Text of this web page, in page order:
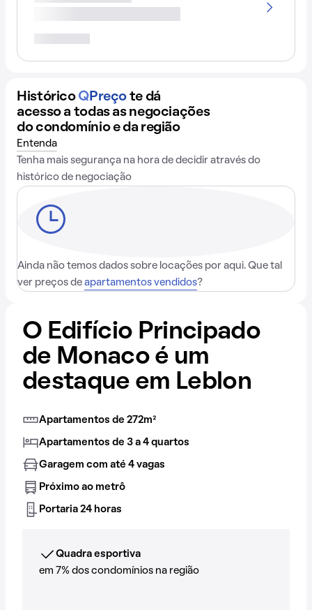
Histórico QPreço te dá
acesso a todas as negociações
do condomínio e da região
Entenda
Tenha mais segurança na hora de decidir através do
histórico de negociação
Ainda não temos dados sobre locações por aqui. Que tal
ver preços de apartamentos vendidos?
O Edifício Principado
de Monaco é um
destaque em Leblon
Apartamentos de 272m²
Apartamentos de 3 a 4 quartos
Garagem com até 4 vagas
Próximo ao metrô
Portaria 24 horas
Quadra esportiva
em 7% dos condomínios na região